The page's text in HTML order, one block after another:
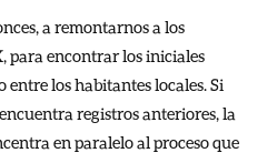
a remontarnos a los
para encontrar los iniciales
entre los habitantes locales. Si
registros anteriores, la
en paralelo al proceso que